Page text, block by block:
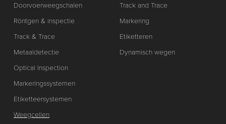
Doorvoerweegschalen
Röntgen & inspectie
Track & Trace
Metaaldetectie
Optical Inspection
Markeringssystemen
Etiketteersystemen
Weegcellen
Track and Trace
Markering
Etiketteren
Dynamisch wegen